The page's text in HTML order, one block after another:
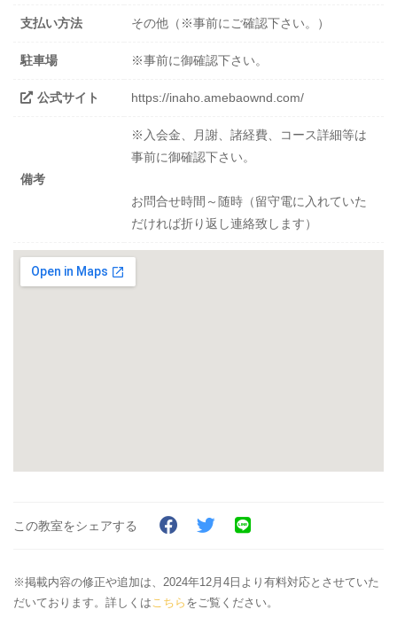
支払い方法 その他（※事前にご確認下さい。）
駐車場 ※事前に御確認下さい。
公式サイト https://inaho.amebaownd.com/
備考
※入会金、月謝、諸経費、コース詳細等は
事前に御確認下さい。
お問合せ時間～随時（留守電に入れていた
だければ折り返し連絡致します）
この教室をシェアする
※掲載内容の修正や追加は、2024年12月4日より有料対応とさせていた
だいております。詳しくは こちら をご覧ください。